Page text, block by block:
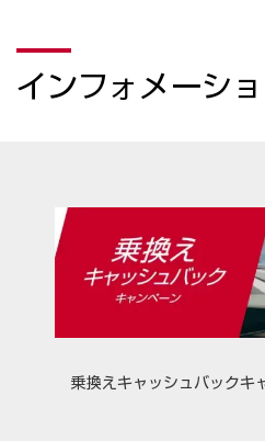
インフォメーシ
乗換えキャッシュバックキ